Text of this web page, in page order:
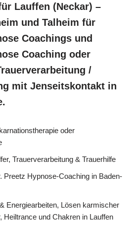
Lauffen (Neckar) –
und Talheim für
Coachings und
Coaching oder
/
mit Jenseitskontakt in
oder
Trauerverarbeitung & Trauerhilfe
Preetz Hypnose-Coaching in Baden-
Energiearbeiten, Lösen karmischer
Heiltrance und Chakren in Lauffen